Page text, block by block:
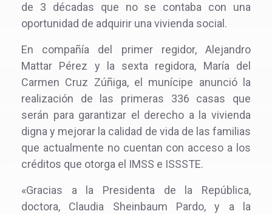
de 3 décadas que no se contaba con una
oportunidad de adquirir una vivienda social.
En compañía del primer regidor, Alejandro
Mattar Pérez y la sexta regidora, María del
Carmen Cruz Zúñiga, el munícipe anunció la
realización de las primeras 336 casas que
serán para garantizar el derecho a la vivienda
digna y mejorar la calidad de vida de las familias
que actualmente no cuentan con acceso a los
créditos que otorga el IMSS e ISSSTE.
«Gracias a la Presidenta de la República,
doctora, Claudia Sheinbaum Pardo, y a la